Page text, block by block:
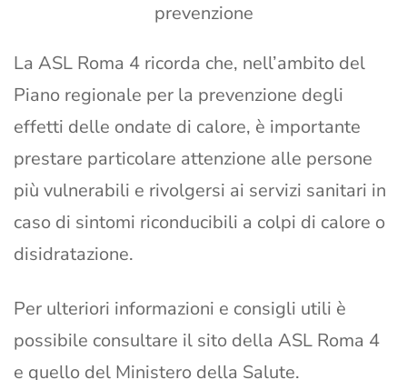
prevenzione
La ASL Roma 4 ricorda che, nell’ambito del
Piano regionale per la prevenzione degli
effetti delle ondate di calore, è importante
prestare particolare attenzione alle persone
più vulnerabili e rivolgersi ai servizi sanitari in
caso di sintomi riconducibili a colpi di calore o
disidratazione.
Per ulteriori informazioni e consigli utili è
possibile consultare il sito della ASL Roma 4
e quello del Ministero della Salute.